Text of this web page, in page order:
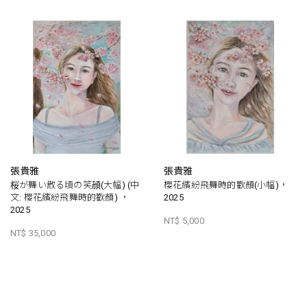
張貴雅
桜が舞い散る頃の笑顔(大幅) (中
文: 櫻花繽紛飛舞時的歡顏) ，
2025
NT$ 35,000
張貴雅
櫻花繽紛飛舞時的歡顏(小幅)，
2025
NT$ 5,000